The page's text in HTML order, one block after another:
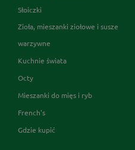
Słoiczki
Zioła, mieszanki ziołowe i susze
warzywne
Kuchnie świata
Octy
Mieszanki do mięs i ryb
French's
Gdzie kupić